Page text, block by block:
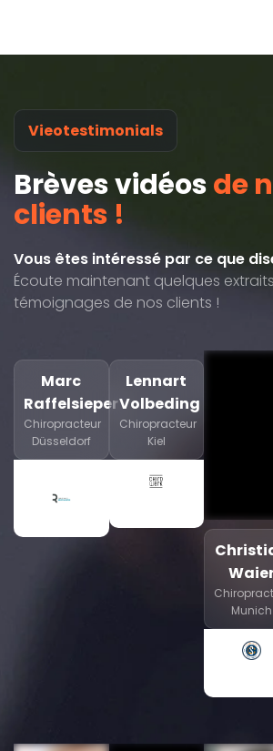
Vieotestimonials
Brèves vidéosde
clients !
Vous êtes intéressé par ce que
Écoute maintenant quelques
témoignages de nos clients !
Marc
Raffelsieper
Chiropracteur
Düsseldorf
Lennart
Volbeding
Chiropracteur
Kiel
Munich